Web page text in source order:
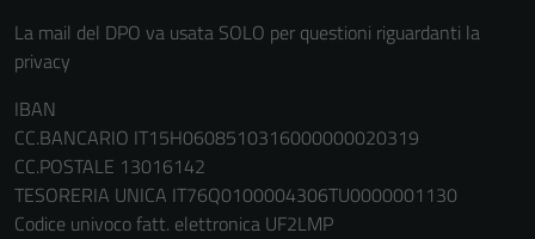
La mail del DPO va usata SOLO per questioni riguardanti la
privacy
IBAN
CC.BANCARIO IT15H0608510316000000020319
CC.POSTALE 13016142
TESORERIA UNICA IT76Q0100004306TU0000001130
Codice univoco fatt. elettronica UF2LMP